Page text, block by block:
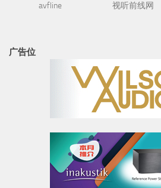
avfline 视听前线网
广告位